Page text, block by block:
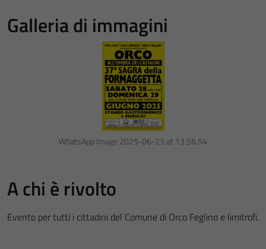
Galleria di immagini
WhatsApp Image 2025-06-23 at 13.56.54
A chi è rivolto
Evento per tutti i cittadini del Comune di Orco Feglino e limitrofi.